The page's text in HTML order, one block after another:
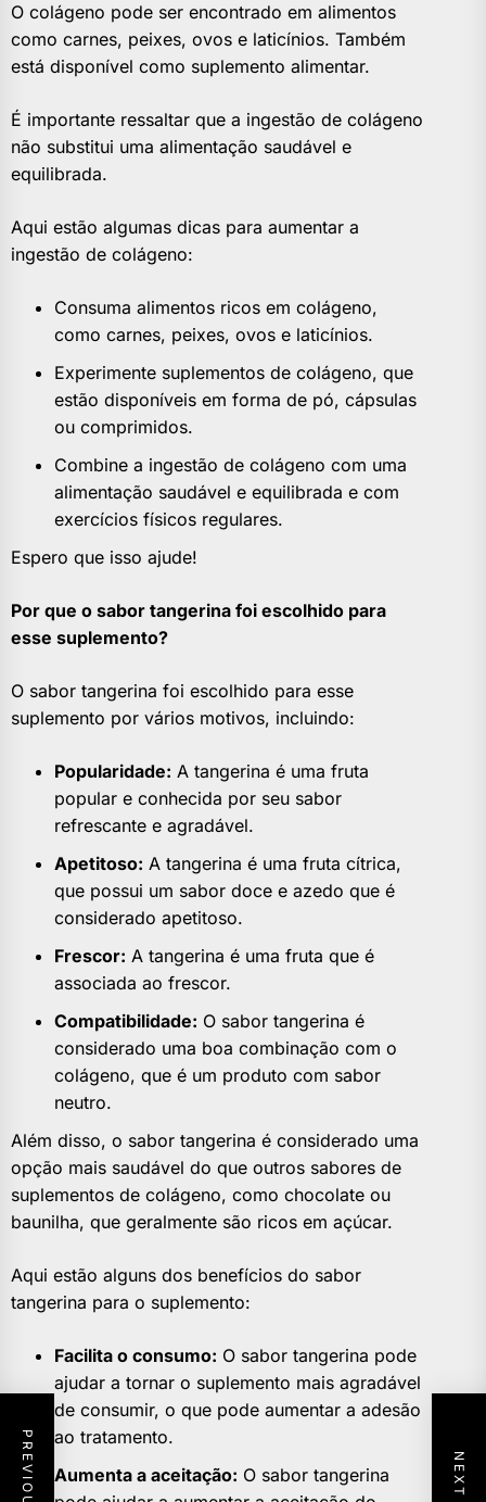
O colágeno pode ser encontrado em alimentos
como carnes, peixes, ovos e laticínios. Também
está disponível como suplemento alimentar.
É importante ressaltar que a ingestão de colágeno
não substitui uma alimentação saudável e
equilibrada.
Aqui estão algumas dicas para aumentar a
ingestão de colágeno:
Consuma alimentos ricos em colágeno,
como carnes, peixes, ovos e laticínios.
Experimente suplementos de colágeno, que
estão disponíveis em forma de pó, cápsulas
ou comprimidos.
Combine a ingestão de colágeno com uma
alimentação saudável e equilibrada e com
exercícios físicos regulares.
Espero que isso ajude!
Por que o sabor tangerina foi escolhido para
esse suplemento?
O sabor tangerina foi escolhido para esse
suplemento por vários motivos, incluindo:
Popularidade: A tangerina é uma fruta
popular e conhecida por seu sabor
refrescante e agradável.
Apetitoso: A tangerina é uma fruta cítrica,
que possui um sabor doce e azedo que é
considerado apetitoso.
Frescor: A tangerina é uma fruta que é
associada ao frescor.
Compatibilidade: O sabor tangerina é
considerado uma boa combinação com o
colágeno, que é um produto com sabor
neutro.
Além disso, o sabor tangerina é considerado uma
opção mais saudável do que outros sabores de
suplementos de colágeno, como chocolate ou
baunilha, que geralmente são ricos em açúcar.
Aqui estão alguns dos benefícios do sabor
tangerina para o suplemento:
Facilita o consumo: O sabor tangerina pode
ajudar a tornar o suplemento mais agradável
de consumir, o que pode aumentar a adesão
ao tratamento.
Aumenta a aceitação: O sabor tangerina